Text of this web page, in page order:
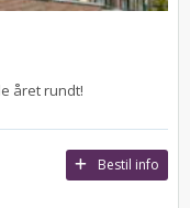
året rundt!
Bestil info